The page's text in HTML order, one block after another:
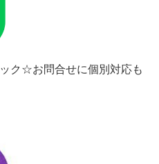
ク☆お問合せに個別対応も